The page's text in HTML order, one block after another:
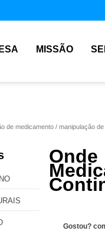
MISSÃO
de medicamento manipulação
Gostou?